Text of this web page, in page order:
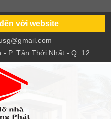
với website
- P. Tân Thới Nhất - Q. 12